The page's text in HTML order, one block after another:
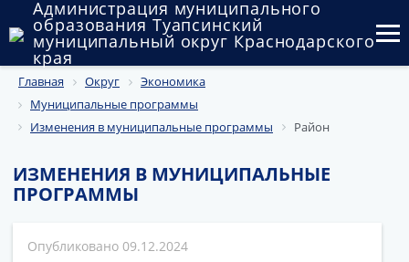
Администрация муниципального
образования Туапсинский
муниципальный округ Краснодарского
края
Округ
Администрация
Муниципальные закупки
Государственный и муниципальный контроль
Муниципальное имущество
Главная Округ
Экономика
Муниципальные программы
Изменения в муниципальные программы
Район
ИЗМЕНЕНИЯ В МУНИЦИПАЛЬНЫЕ
ПРОГРАММЫ
09.12.2024